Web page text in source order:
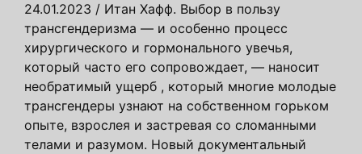
24.01.2023 / Итан Хафф. Выбор в пользу
трансгендеризма — и особенно процесс
хирургического и гормонального увечья,
который часто его сопровождает, — наносит
необратимый ущерб , который многие молодые
трансгендеры узнают на собственном горьком
опыте, взрослея и застревая со сломанными
телами и разумом. Новый документальный